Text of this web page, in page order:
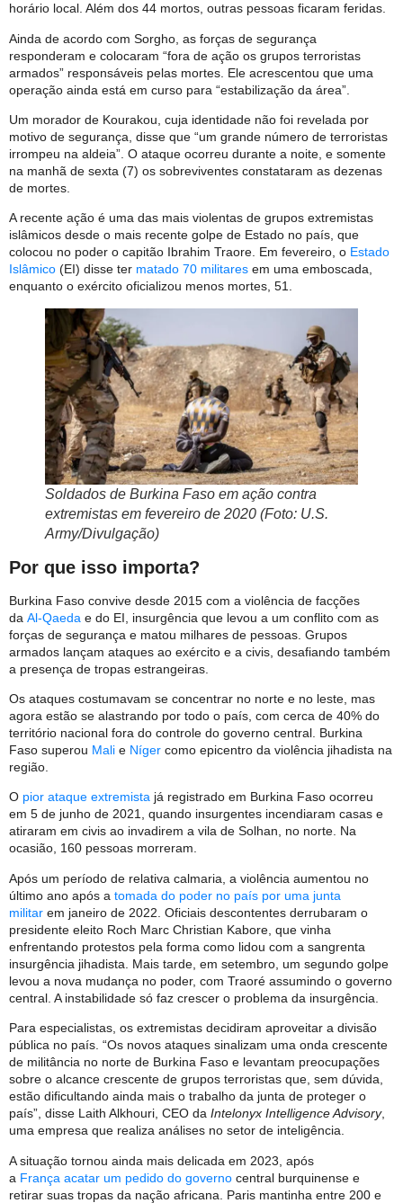
horário local. Além dos 44 mortos, outras pessoas ficaram feridas.
Ainda de acordo com Sorgho, as forças de segurança
responderam e colocaram “fora de ação os grupos terroristas
armados” responsáveis pelas mortes. Ele acrescentou que uma
operação ainda está em curso para “estabilização da área”.
Um morador de Kourakou, cuja identidade não foi revelada por
motivo de segurança, disse que “um grande número de terroristas
irrompeu na aldeia”. O ataque ocorreu durante a noite, e somente
na manhã de sexta (7) os sobreviventes constataram as dezenas
de mortes.
A recente ação é uma das mais violentas de grupos extremistas
islâmicos desde o mais recente golpe de Estado no país, que
colocou no poder o capitão Ibrahim Traore. Em fevereiro, o Estado
Islâmico (EI) disse ter matado 70 militares em uma emboscada,
enquanto o exército oficializou menos mortes, 51.
Soldados de Burkina Faso em ação contra
extremistas em fevereiro de 2020 (Foto: U.S.
Army/Divulgação)
Por que isso importa?
Burkina Faso convive desde 2015 com a violência de facções
da Al-Qaeda e do EI, insurgência que levou a um conflito com as
forças de segurança e matou milhares de pessoas. Grupos
armados lançam ataques ao exército e a civis, desafiando também
a presença de tropas estrangeiras.
Os ataques costumavam se concentrar no norte e no leste, mas
agora estão se alastrando por todo o país, com cerca de 40% do
território nacional fora do controle do governo central. Burkina
Faso superou Mali e Níger como epicentro da violência jihadista na
região.
O pior ataque extremista já registrado em Burkina Faso ocorreu
em 5 de junho de 2021, quando insurgentes incendiaram casas e
atiraram em civis ao invadirem a vila de Solhan, no norte. Na
ocasião, 160 pessoas morreram.
Após um período de relativa calmaria, a violência aumentou no
último ano após a tomada do poder no país por uma junta
militar em janeiro de 2022. Oficiais descontentes derrubaram o
presidente eleito Roch Marc Christian Kabore, que vinha
enfrentando protestos pela forma como lidou com a sangrenta
insurgência jihadista. Mais tarde, em setembro, um segundo golpe
levou a nova mudança no poder, com Traoré assumindo o governo
central. A instabilidade só faz crescer o problema da insurgência.
Para especialistas, os extremistas decidiram aproveitar a divisão
pública no país. “Os novos ataques sinalizam uma onda crescente
de militância no norte de Burkina Faso e levantam preocupações
sobre o alcance crescente de grupos terroristas que, sem dúvida,
estão dificultando ainda mais o trabalho da junta de proteger o
país”, disse Laith Alkhouri, CEO da Intelonyx Intelligence Advisory,
uma empresa que realiza análises no setor de inteligência.
A situação tornou ainda mais delicada em 2023, após
a França acatar um pedido do governo central burquinense e
retirar suas tropas da nação africana. Paris mantinha entre 200 e